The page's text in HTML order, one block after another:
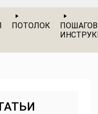
ПОТОЛОК